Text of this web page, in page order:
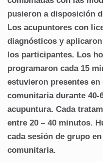
pusieron a disposición
Los acupuntores con
diagnósticos y
los participantes. Los
programaron cada 15
estuvieron presentes
comunitaria durante
acupuntura. Cada
entre 20 – 40 minutos.
cada sesión de grupo
comunitaria.